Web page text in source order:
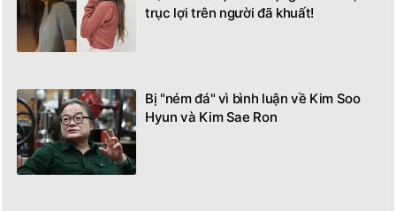
trục lợi trên người đã khuất!
Bị "ném đá" vì bình luận về Kim Soo
Hyun và Kim Sae Ron